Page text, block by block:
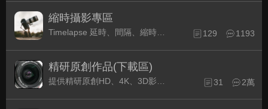
縮時攝影專區
129 1193
精研原創作品(下載區)
提供精研原創HD、4K、3D影片作品下載專區 31 2萬